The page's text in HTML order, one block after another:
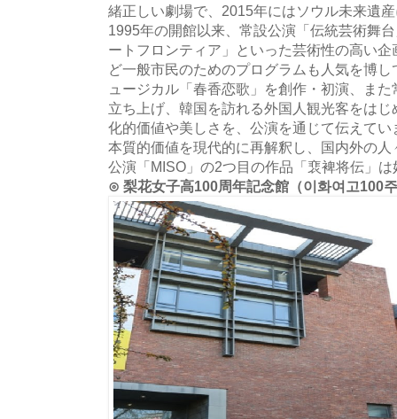
緒正しい劇場で、2015年にはソウル未来遺
1995年の開館以来、常設公演「伝統芸術舞
ートフロンティア」といった芸術性の高い
ど一般市民のためのプログラムも人気を博
ュージカル「春香恋歌」を創作・初演、ま
立ち上げ、韓国を訪れる外国人観光客をは
化的価値や美しさを、公演を通じて伝えて
本質的価値を現代的に再解釈し、国内外の
公演「MISO」の2つ目の作品「裵裨将伝」
⊙ 梨花女子高100周年記念館（이화여고100